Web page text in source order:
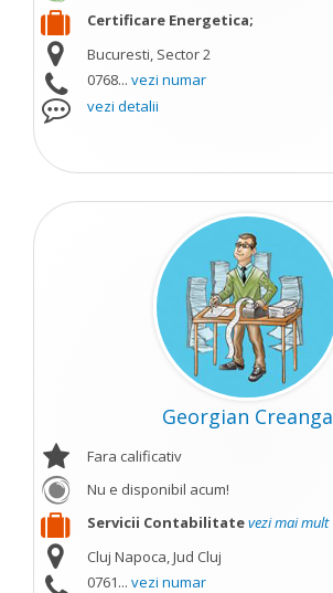
Certificare Energetica;
Bucuresti, Sector 2
0768... vezi numar
vezi detalii
Georgian Creanga
Fara calificativ
Nu e disponibil acum!
Servicii Contabilitatevezi mai mult
Cluj Napoca, Jud Cluj
0761... vezi numar